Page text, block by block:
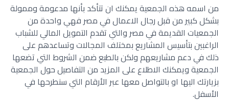
من اسمه هذه الجمعية يمكنك ان تتأكد بأنها مدعومة وممولة
بشكل كبير من قبل رجال الاعمال في مصر فهي واحدة من
الجمعيات القديمة في مصر والتي تقدم التمويل المالي للشباب
الراغبين بتأسيس المشاريع بمختلف المجالات وتساعدهم على
ذلك في دعم مشاريعهم ولكن بالطبع ضمن الشروط التي تضعها
الجمعية ويمكنك الاطلاع على المزيد من التفاصيل حول الجمعية
بزيارتك اليها او بالتواصل معها عبر الأرقام التي سنطرحها في
الأسفل.